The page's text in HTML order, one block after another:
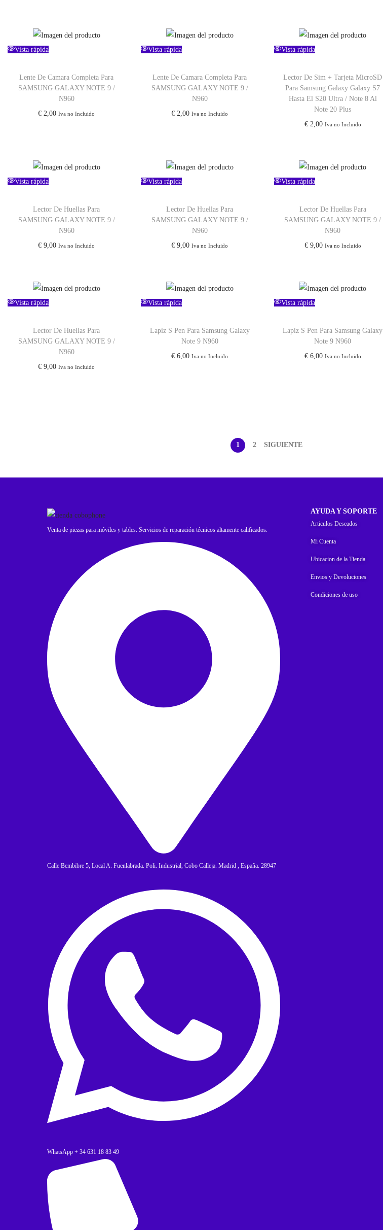
Vista rápida
Lente De Camara Completa Para
SAMSUNG GALAXY NOTE 9 /
N960
€ 2,00 Iva no Incluido
Vista rápida
Lente De Camara Completa Para
SAMSUNG GALAXY NOTE 9 /
N960
€ 2,00 Iva no Incluido
Vista rápida
Lector De Sim + Tarjeta MicroSD
Para Samsung Galaxy Galaxy S7
Hasta El S20 Ultra / Note 8 Al
Note 20 Plus
€2,00 Iva no Incluido
Vista rápida
Lector De Huellas Para
SAMSUNG GALAXY NOTE 9 /
N960
€ 9,00 Iva no Incluido
Vista rápida
Lector De Huellas Para
SAMSUNG GALAXY NOTE 9 /
N960
€ 9,00 Iva no Incluido
Vista rápida
Lector De Huellas Para
SAMSUNG GALAXY NOTE 9 /
N960
€9,00 Iva no Incluido
Vista rápida
Lector De Huellas Para
SAMSUNG GALAXY NOTE 9 /
N960
€ 9,00 Iva no Incluido
Vista rápida
Lapiz S Pen Para Samsung Galaxy
Note 9 N960
€ 6,00 Iva no Incluido
Vista rápida
Lapiz S Pen Para Samsung Galaxy
Note 9 N960
€6,00 Iva no Incluido
1 2 SIGUIENTE
Venta de piezas para móviles y tables. Servicios de reparación técnicos altamente calificados.
Calle Bembibre 5, Local A. Fuenlabrada. Poli. Industrial, Cobo Calleja. Madrid , España. 28947
WhatsApp + 34 631 18 83 49
AYUDA Y SOPORTE
Articulos Deseados
Mi Cuenta
Ubicacion de la Tienda
Envios y Devoluciones
Condiciones de uso